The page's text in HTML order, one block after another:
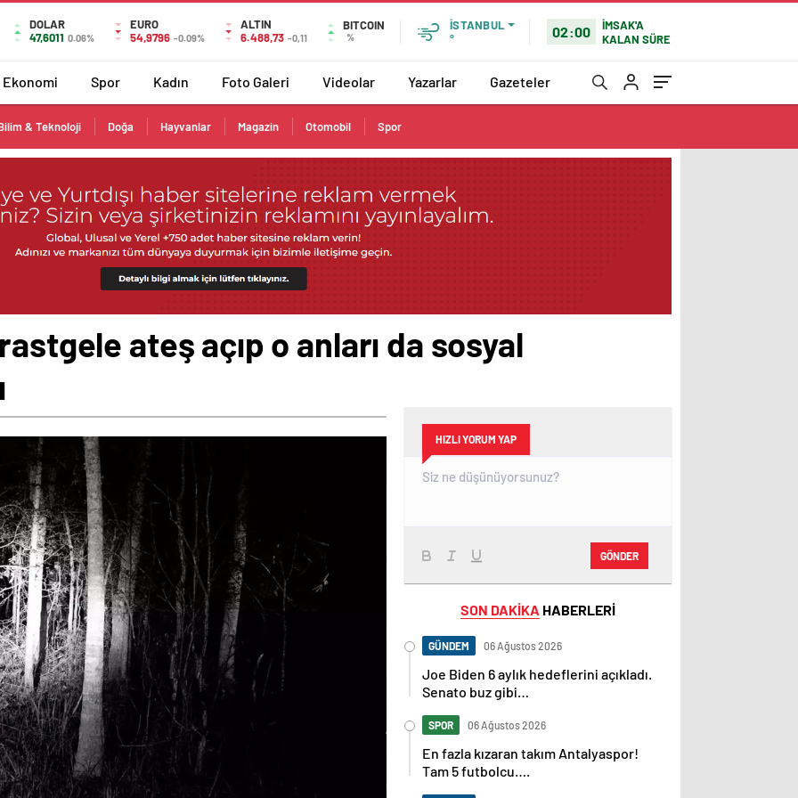
DOLAR
47,6011 0.06%
EURO
54,9796 -0.09%
ALTIN
6.488,73 -0,11
BITCOIN
%
İSTANBUL
°
02:00
İMSAK'A
KALAN SÜRE
Ekonomi Spor Kadın Foto Galeri Videolar Yazarlar Gazeteler
& Teknoloji Doğa Hayvanlar Magazin Otomobil Spor
ateş açıp o anları da sosyal
HIZLI YORUM YAP
GÖNDER
SON DAKİKA HABERLERİ
GÜNDEM 06 Ağustos 2026
Joe Biden 6 aylık hedeflerini açıkladı.
Senato buz gibi…
SPOR 06 Ağustos 2026
En fazla kızaran takım Antalyaspor!
Tam 5 futbolcu….